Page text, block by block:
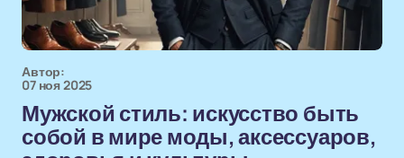
Автор:
07 ноя 2025
Мужской стиль: искусство быть
собой в мире моды, аксессуаров,